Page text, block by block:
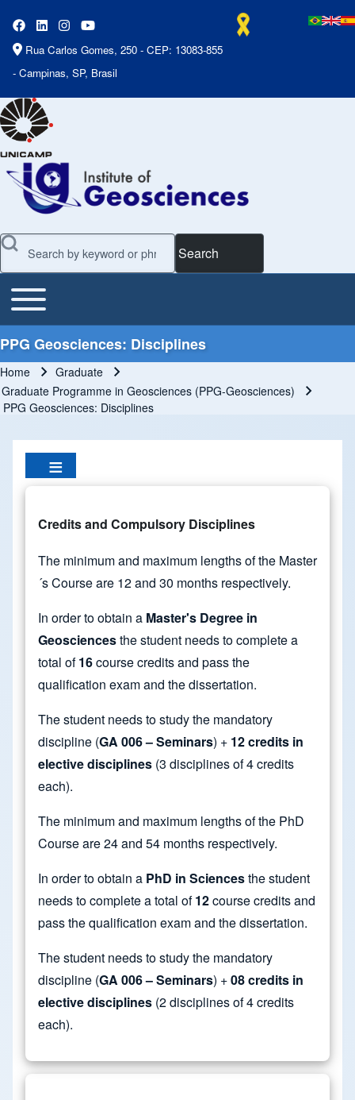
Rua Carlos Gomes, 250 - CEP: 13083-855
- Campinas, SP, Brasil
Search
Main Menu
Toggle main menu
PPG Geosciences: Disciplines
Breadcrumb
Home
Graduate
Graduate Programme in Geosciences (PPG-Geosciences)
PPG Geosciences: Disciplines
Credits and Compulsory Disciplines
The minimum and maximum lengths of the Master
´s Course are 12 and 30 months respectively.
In order to obtain a Master's Degree in
Geosciencesthe student needs to complete a
total of16course credits and pass the
qualification exam and the dissertation.
The student needs to study the mandatory
discipline (GA 006 – Seminars) + 12 credits in
elective disciplines (3 disciplines of 4 credits
each).
The minimum and maximum lengths of the PhD
Course are 24 and 54 months respectively.
In order to obtain a PhD in Sciencesthe student
needs to complete a total of12course credits and
pass the qualification exam and the dissertation.
The student needs to study the mandatory
discipline (GA 006 – Seminars) +08 credits in
elective disciplines (2 disciplines of 4 credits
each).